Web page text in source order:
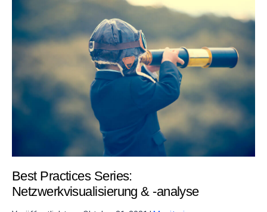
Best Practices Series:
Netzwerkvisualisierung & -analyse